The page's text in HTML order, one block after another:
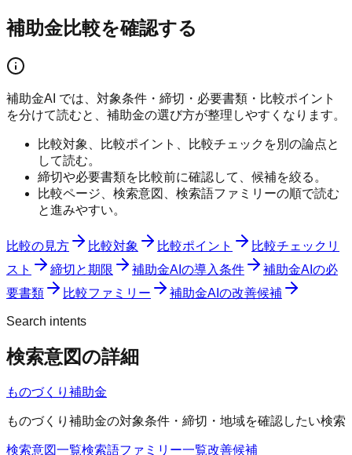
補助金比較を確認する
補助金AI では、対象条件・締切・必要書類・比較ポイント
を分けて読むと、補助金の選び方が整理しやすくなります。
比較対象、比較ポイント、比較チェックを別の論点と
して読む。
締切や必要書類を比較前に確認して、候補を絞る。
比較ページ、検索意図、検索語ファミリーの順で読む
と進みやすい。
比較の見方 比較対象 比較ポイント
比較チェックリ
スト
締切と期限 補助金AIの導入条件
補助金AIの必
要書類
比較ファミリー 補助金AIの改善候補
Search intents
検索意図の詳細
ものづくり補助金
ものづくり補助金の対象条件・締切・地域を確認したい検索
検索意図一覧検索語ファミリー一覧改善候補